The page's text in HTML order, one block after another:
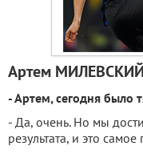
Артем
- Артем, сегодня было
- Да, очень. Но мы
результата, и это самое